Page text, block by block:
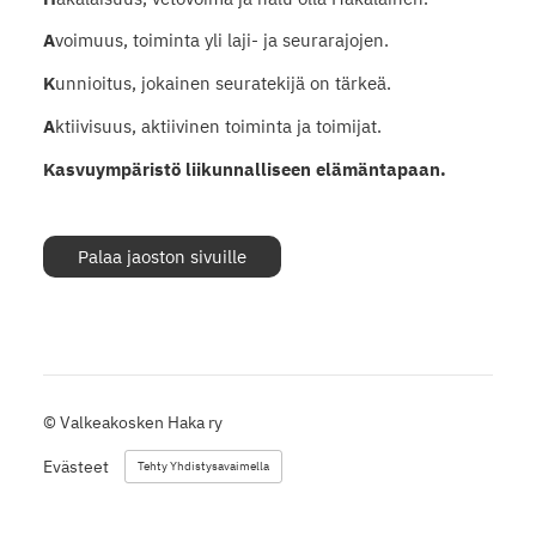
Avoimuus, toiminta yli laji- ja seurarajojen.
Kunnioitus, jokainen seuratekijä on tärkeä.
Aktiivisuus, aktiivinen toiminta ja toimijat.
Kasvuympäristö liikunnalliseen elämäntapaan.
Palaa jaoston sivuille
© Valkeakosken Haka ry
Evästeet Tehty Yhdistysavaimella